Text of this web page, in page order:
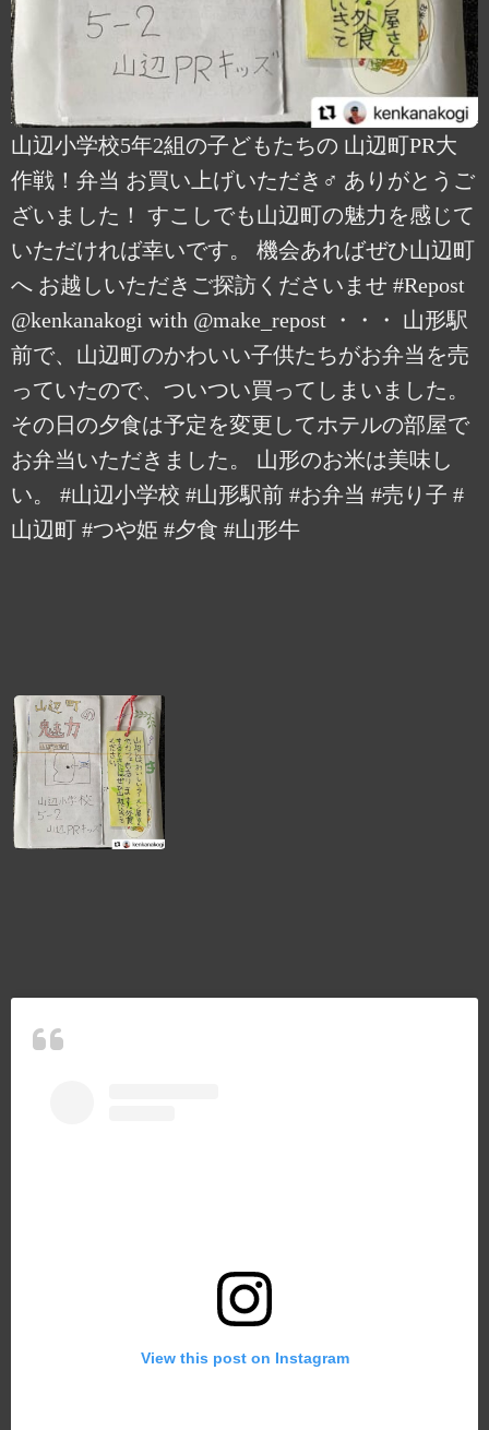
山辺小学校5年2組の子どもたちの 山辺町PR大
作戦！弁当 お買い上げいただき‍♂️ ありがとうご
ざいました！ すこしでも山辺町の魅力を感じて
いただければ幸いです。 機会あればぜひ山辺町
へ お越しいただきご探訪くださいませ #Repost
@kenkanakogi with @make_repost ・・・ 山形駅
前で、山辺町のかわいい子供たちがお弁当を売
っていたので、ついつい買ってしまいました。
その日の夕食は予定を変更してホテルの部屋で
お弁当いただきました。 山形のお米は美味し
い。 #山辺小学校 #山形駅前 #お弁当 #売り子 #
山辺町 #つや姫 #夕食 #山形牛
View this post on Instagram